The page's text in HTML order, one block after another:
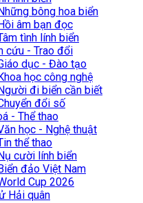
bông hoa biển
âm bạn đọc
tình lính biển
cứu - Trao đổi
dục - Đào tạo
học công nghệ
đi biển cần biết
đổi số
- Thể thao
học - Nghệ thuật
thể thao
cười lính biển
đảo Việt Nam
Cup 2026
Hải quân